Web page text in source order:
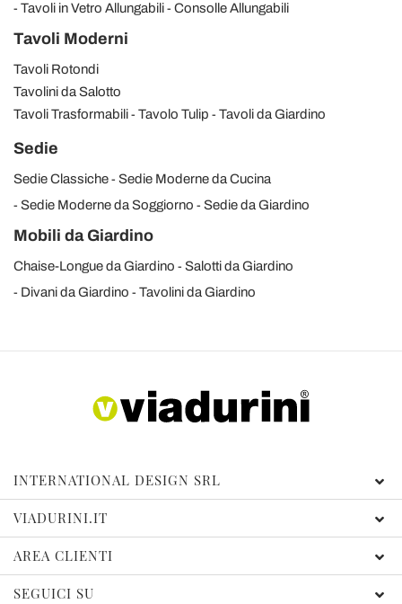
Tavoli in Vetro Allungabili
Consolle Allungabili
Tavoli Moderni
Tavoli Rotondi
Tavolini da Salotto
Tavoli Trasformabili
Tavolo Tulip Tavoli da Giardino
Sedie
Sedie Classiche
Sedie Moderne da Cucina
Sedie Moderne da Soggiorno
Sedie da Giardino
Mobili da Giardino
Chaise-Longue da Giardino
Salotti da Giardino
Divani da Giardino
Tavolini da Giardino
INTERNATIONAL DESIGN SRL
VIADURINI.IT
AREA CLIENTI
SEGUICI SU